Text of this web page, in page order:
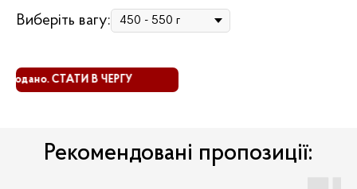
Виберіть вагу:
СТАТИ В ЧЕРГУ
Рекомендовані пропозиції: